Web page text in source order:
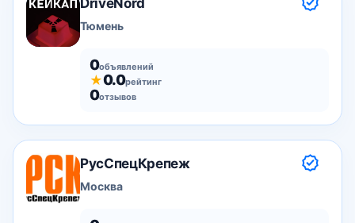
Тюмень
0объявлений
★0.0рейтинг
0отзывов
РусСпецКрепеж
Москва